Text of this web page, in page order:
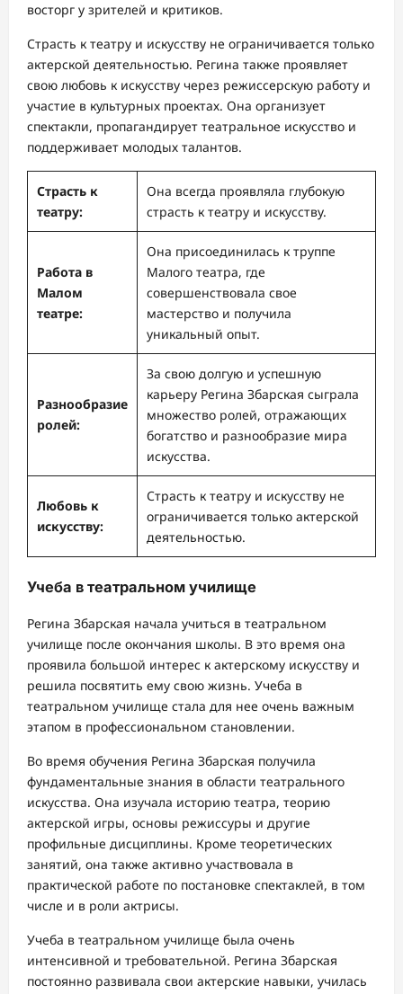
восторг у зрителей и критиков.
Страсть к театру и искусству не ограничивается только
актерской деятельностью. Регина также проявляет
свою любовь к искусству через режиссерскую работу и
участие в культурных проектах. Она организует
спектакли, пропагандирует театральное искусство и
поддерживает молодых талантов.
Страсть к
театру:
Она всегда проявляла глубокую
страсть к театру и искусству.
Работа в
Малом
театре:
Она присоединилась к труппе
Малого театра, где
совершенствовала свое
мастерство и получила
уникальный опыт.
Разнообразие
ролей:
За свою долгую и успешную
карьеру Регина Збарская сыграла
множество ролей, отражающих
богатство и разнообразие мира
искусства.
Любовь к
искусству:
Страсть к театру и искусству не
ограничивается только актерской
деятельностью.
Учеба в театральном училище
Регина Збарская начала учиться в театральном
училище после окончания школы. В это время она
проявила большой интерес к актерскому искусству и
решила посвятить ему свою жизнь. Учеба в
театральном училище стала для нее очень важным
этапом в профессиональном становлении.
Во время обучения Регина Збарская получила
фундаментальные знания в области театрального
искусства. Она изучала историю театра, теорию
актерской игры, основы режиссуры и другие
профильные дисциплины. Кроме теоретических
занятий, она также активно участвовала в
практической работе по постановке спектаклей, в том
числе и в роли актрисы.
Учеба в театральном училище была очень
интенсивной и требовательной. Регина Збарская
постоянно развивала свои актерские навыки, училась